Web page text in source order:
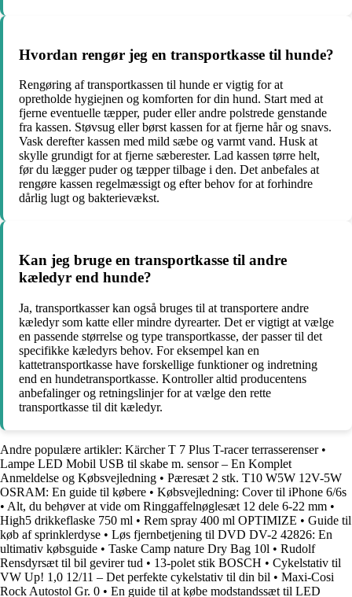
Hvordan rengør jeg en transportkasse til hunde?
Rengøring af transportkassen til hunde er vigtig for at
opretholde hygiejnen og komforten for din hund. Start med at
fjerne eventuelle tæpper, puder eller andre polstrede genstande
fra kassen. Støvsug eller børst kassen for at fjerne hår og snavs.
Vask derefter kassen med mild sæbe og varmt vand. Husk at
skylle grundigt for at fjerne sæberester. Lad kassen tørre helt,
før du lægger puder og tæpper tilbage i den. Det anbefales at
rengøre kassen regelmæssigt og efter behov for at forhindre
dårlig lugt og bakterievækst.
Kan jeg bruge en transportkasse til andre
kæledyr end hunde?
Ja, transportkasser kan også bruges til at transportere andre
kæledyr som katte eller mindre dyrearter. Det er vigtigt at vælge
en passende størrelse og type transportkasse, der passer til det
specifikke kæledyrs behov. For eksempel kan en
kattetransportkasse have forskellige funktioner og indretning
end en hundetransportkasse. Kontroller altid producentens
anbefalinger og retningslinjer for at vælge den rette
transportkasse til dit kæledyr.
Andre populære artikler: Kärcher T 7 Plus T-racer terrasserenser•
Lampe LED Mobil USB til skabe m. sensor – En Komplet
Anmeldelse og Købsvejledning • Pæresæt 2 stk. T10 W5W 12V-5W
OSRAM: En guide til købere • Købsvejledning: Cover til iPhone 6/6s
• Alt, du behøver at vide om Ringgaffelnøglesæt 12 dele 6-22 mm •
High5 drikkeflaske 750 ml • Rem spray 400 ml OPTIMIZE • Guide til
køb af sprinklerdyse • Løs fjernbetjening til DVD DV-2 42826: En
ultimativ købsguide • Taske Camp nature Dry Bag 10l • Rudolf
Rensdyrsæt til bil gevirer tud • 13-polet stik BOSCH • Cykelstativ til
VW Up! 1,0 12/11 – Det perfekte cykelstativ til din bil • Maxi-Cosi
Rock Autostol Gr. 0 • En guide til at købe modstandssæt til LED